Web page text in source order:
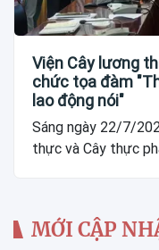
Viện Cây lương
chức tọa đàm
lao động nói"
Sáng ngày 22/7/
thực và Cây thực
MỚI CẬP